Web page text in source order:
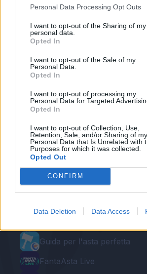
Personal Data Processing Opt Outs
I want to opt-out of the Sharing of my
personal data.
Opted In
I want to opt-out of the Sale of my
Personal Data.
Opted In
I want to opt-out of processing my
Personal Data for Targeted
Opted In
I want to opt-out of Collection, Use,
Retention, Sale, and/or Sharing of my
Personal Data that Is Unrelated with
Purposes for which it was collected.
Opted Out
CONFIRM
Data Deletion Data Access
bisogna giocare tranquilli, senza
Autore
Le nostre app
Fantacalcio® Serie A Enilive
Guida per l'asta perfetta
FantaAsta Live